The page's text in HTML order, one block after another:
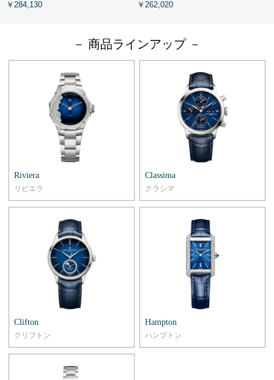
￥284,130 ￥262,020
－ 商品ラインアップ －
Riviera
リビエラ
Classima
クラシマ
Clifton
クリフトン
Hampton
ハンプトン